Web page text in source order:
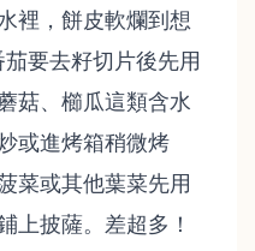
裡，餅皮軟爛到想
要去籽切片後先用
菇、櫛瓜這類含水
或進烤箱稍微烤
菜或其他葉菜先用
上披薩。差超多！